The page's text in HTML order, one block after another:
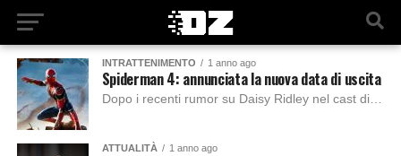
INTRATTENIMENTO 1 anno ago
Spiderman 4: annunciata la nuova data di uscita
ATTUALITÀ 1 anno ago